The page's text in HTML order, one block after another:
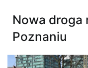
Nowa droga
Poznaniu